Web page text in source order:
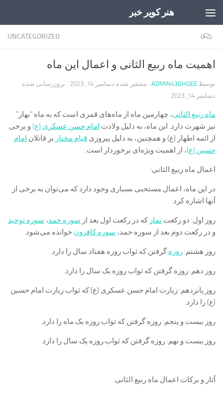
هنر کویر خبر
UNCATEGORIZED 0
اهمیت ماه ربیع الثانی و اعمال این ماه
توسط ADMIN43GHGEE · منتشر شده دسامبر 14, 2023
· بروزرسانی شده
دسامبر 14, 2023
ماه ربیع الثانی، چهارمین ماه از ماه‌های قمری است که به ماه “بهار”
نیز شهرت دارد. این ماه، به دلیل ولادت امام حسن عسکری (ع) و برخی
از ائمه اطهار (ع) و همچنین، به دلیل پیروزی قیام مختار بر قاتلان امام
حسین (ع)، از اهمیت ویژه‌ای برخوردار است.
اعمال ماه ربیع الثانی:
در این ماه، اعمال مستحبی بسیاری وجود دارد که می‌توان به برخی از
آنها اشاره کرد:
روز اول: دو رکعت نماز که در رکعت اول بعد از سوره حمد، سوره توحید
و در رکعت دوم بعد از سوره حمد، سوره کافرون خوانده می‌شود.
روز هشتم: روزه گرفتن که ثواب روزه هفتاد سال را دارد.
روز دهم: روزه گرفتن که ثواب روزه یک سال را دارد.
روز پانزدهم: زیارت امام حسن عسکری (ع) که ثواب زیارت امام حسین
(ع) را دارد.
روز بیست و پنجم: روزه گرفتن که ثواب روزه یک ماه را دارد.
روز بیست و نهم: روزه گرفتن که ثواب روزه یک سال را دارد.
آثار و برکات اعمال ماه ربیع الثانی: